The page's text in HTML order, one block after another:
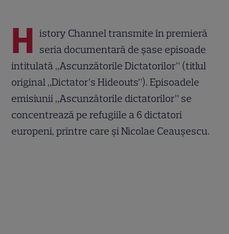
H istory Channel transmite în premieră
seria documentară de șase episoade
intitulată „Ascunzătorile Dictatorilor” (titlul
original „Dictator’s Hideouts”). Episoadele
emisiunii „Ascunzătorile dictatorilor” se
concentrează pe refugiile a 6 dictatori
europeni, printre care și Nicolae Ceaușescu.